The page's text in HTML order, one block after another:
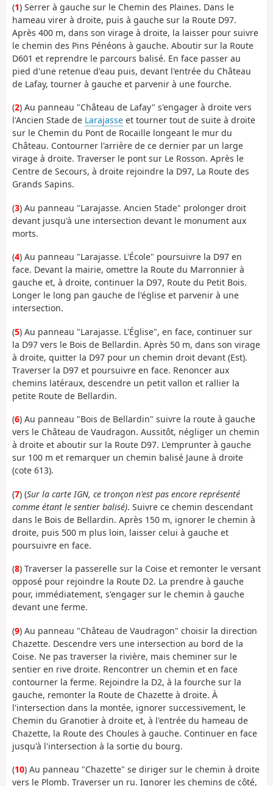
(1) Serrer à gauche sur le Chemin des Plaines. Dans le
hameau virer à droite, puis à gauche sur la Route D97.
Après 400 m, dans son virage à droite, la laisser pour suivre
le chemin des Pins Pénéons à gauche. Aboutir sur la Route
D601 et reprendre le parcours balisé. En face passer au
pied d'une retenue d'eau puis, devant l'entrée du Château
de Lafay, tourner à gauche et parvenir à une fourche.
(2) Au panneau "Château de Lafay" s'engager à droite vers
l'Ancien Stade de Larajasse et tourner tout de suite à droite
sur le Chemin du Pont de Rocaille longeant le mur du
Château. Contourner l'arrière de ce dernier par un large
virage à droite. Traverser le pont sur Le Rosson. Après le
Centre de Secours, à droite rejoindre la D97, La Route des
Grands Sapins.
(3) Au panneau "Larajasse. Ancien Stade" prolonger droit
devant jusqu'à une intersection devant le monument aux
morts.
(4) Au panneau "Larajasse. L'École" poursuivre la D97 en
face. Devant la mairie, omettre la Route du Marronnier à
gauche et, à droite, continuer la D97, Route du Petit Bois.
Longer le long pan gauche de l'église et parvenir à une
intersection.
(5) Au panneau "Larajasse. L'Église", en face, continuer sur
la D97 vers le Bois de Bellardin. Après 50 m, dans son virage
à droite, quitter la D97 pour un chemin droit devant (Est).
Traverser la D97 et poursuivre en face. Renoncer aux
chemins latéraux, descendre un petit vallon et rallier la
petite Route de Bellardin.
(6) Au panneau "Bois de Bellardin" suivre la route à gauche
vers le Château de Vaudragon. Aussitôt, négliger un chemin
à droite et aboutir sur la Route D97. L'emprunter à gauche
sur 100 m et remarquer un chemin balisé Jaune à droite
(cote 613).
(7) (Sur la carte IGN, ce tronçon n'est pas encore représenté
comme étant le sentier balisé). Suivre ce chemin descendant
dans le Bois de Bellardin. Après 150 m, ignorer le chemin à
droite, puis 500 m plus loin, laisser celui à gauche et
poursuivre en face.
(8) Traverser la passerelle sur la Coise et remonter le versant
opposé pour rejoindre la Route D2. La prendre à gauche
pour, immédiatement, s'engager sur le chemin à gauche
devant une ferme.
(9) Au panneau "Château de Vaudragon" choisir la direction
Chazette. Descendre vers une intersection au bord de la
Coise. Ne pas traverser la rivière, mais cheminer sur le
sentier en rive droite. Rencontrer un chemin et en face
contourner la ferme. Rejoindre la D2, à la fourche sur la
gauche, remonter la Route de Chazette à droite. À
l'intersection dans la montée, ignorer successivement, le
Chemin du Granotier à droite et, à l'entrée du hameau de
Chazette, la Route des Choules à gauche. Continuer en face
jusqu'à l'intersection à la sortie du bourg.
(10) Au panneau "Chazette" se diriger sur le chemin à droite
vers le Plomb. Traverser un ru. Ignorer les chemins de côté,